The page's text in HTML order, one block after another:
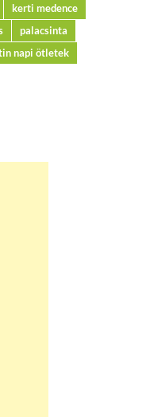
kerti medence
palacsinta
napi ötletek